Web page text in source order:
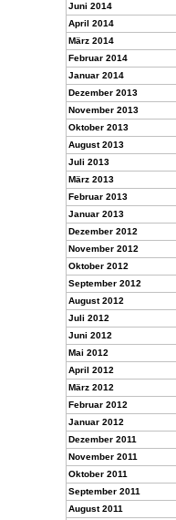
Juni 2014
April 2014
März 2014
Februar 2014
Januar 2014
Dezember 2013
November 2013
Oktober 2013
August 2013
Juli 2013
März 2013
Februar 2013
Januar 2013
Dezember 2012
November 2012
Oktober 2012
September 2012
August 2012
Juli 2012
Juni 2012
Mai 2012
April 2012
März 2012
Februar 2012
Januar 2012
Dezember 2011
November 2011
Oktober 2011
September 2011
August 2011